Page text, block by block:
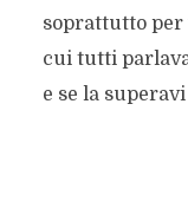
soprattutto per
cui tutti
e se la